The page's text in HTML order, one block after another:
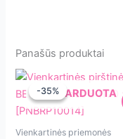
Panašūs produktai
-35%
Vienkartinės
IŠPARDUOTA
-35%
Vienkartinės priemonės